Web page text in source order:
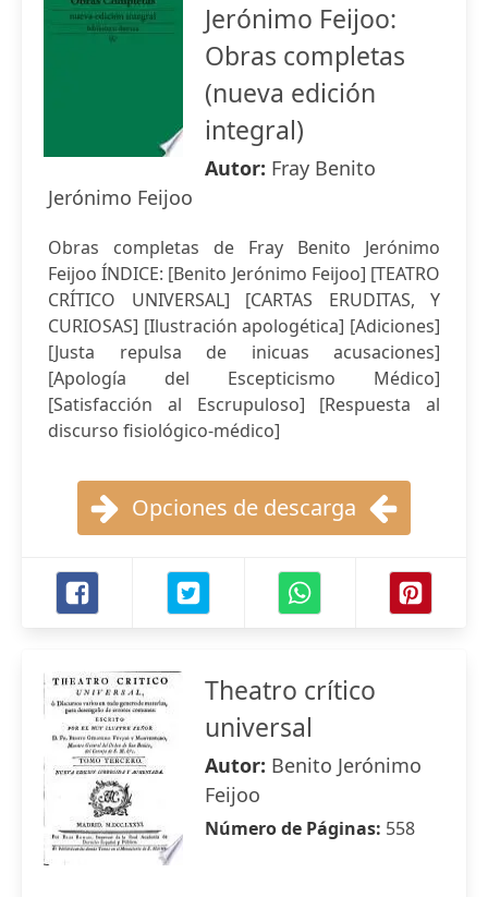
Jerónimo Feijoo:
Obras completas
(nueva edición
integral)
Autor: Fray Benito
Jerónimo Feijoo
Obras completas de Fray Benito Jerónimo
Feijoo ÍNDICE: [Benito Jerónimo Feijoo] [TEATRO
CRÍTICO UNIVERSAL] [CARTAS ERUDITAS, Y
CURIOSAS] [Ilustración apologética] [Adiciones]
[Justa repulsa de inicuas acusaciones]
[Apología del Escepticismo Médico]
[Satisfacción al Escrupuloso] [Respuesta al
discurso fisiológico-médico]
Opciones de descarga
Theatro crítico
universal
Autor: Benito Jerónimo
Feijoo
Número de Páginas: 558